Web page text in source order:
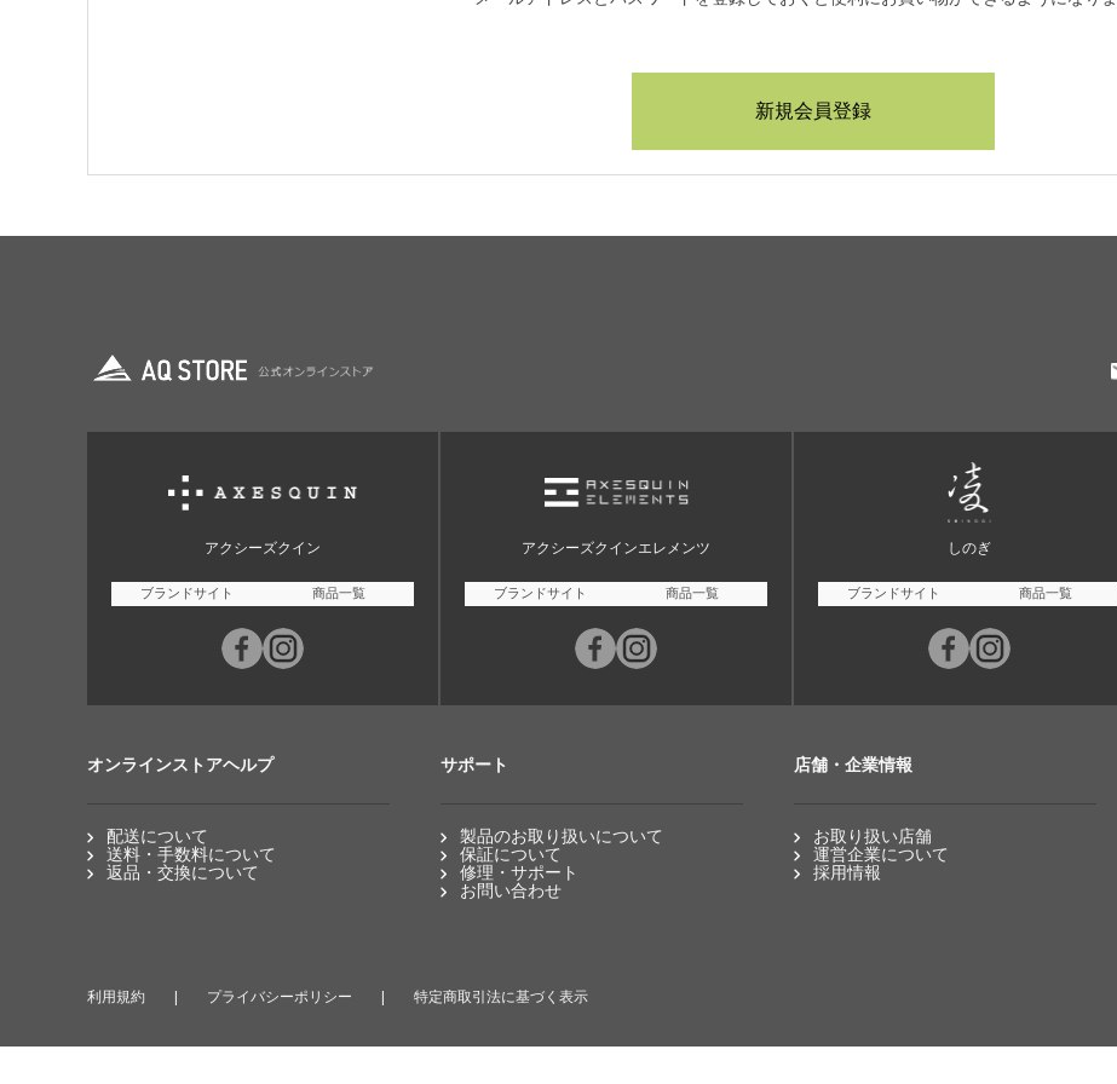
アクシーズクイン
ブランドサイト 商品一覧
アクシーズクインエレメンツ
ブランドサイト 商品一覧
しのぎ
ブランドサイト 商品一覧
オンラインストアヘルプ
配送について
送料・手数料について
返品・交換について
サポート
製品のお取り扱いについて
保証について
修理・サポート
お問い合わせ
店舗・企業情報
お取り扱い店舗
運営企業について
採用情報
利用規約 プライバシーポリシー 特定商取引法に基づく表示